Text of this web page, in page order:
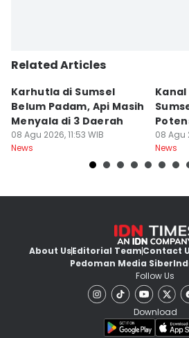
Related Articles
Karhutla di Sumsel
Belum Padam, Api Masih
Menyala di 3 Daerah
08 Agu 2026, 11:53 WIB
News
08 Agu
News
About UsEditorial TeamContact
Pedoman Media Siber
Follow Us
Download